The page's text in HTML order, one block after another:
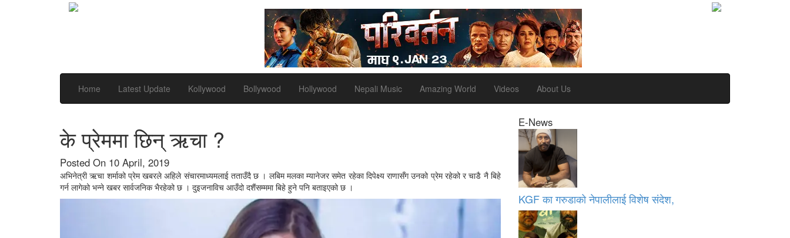
Home Latest Update Kollywood Bollywood Hollywood Nepali Music Amazing World Videos About Us
के प्रेममा छिन् ऋचा ?
Posted On 10 April, 2019
अभिनेत्री ऋचा शर्माको प्रेम खबरले अहिले संचारमाध्यमलाई तताउँदै छ । लबिम मलका म्यानेजर समेत रहेका दिपेक्ष्य राणासँग उनको प्रेम रहेको र चाडै नै बिहे
गर्न लागेको भन्ने खबर सार्वजनिक भैरहेको छ । दुइजनाविच आउँदो दशैंसम्ममा बिहे हुने पनि बताइएको छ ।
E-News
KGF का गरुडाको नेपालीलाई विशेष संदेश,